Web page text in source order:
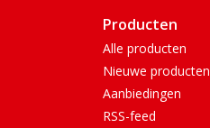
Producten
Alle producten
Nieuwe producten
Aanbiedingen
RSS-feed